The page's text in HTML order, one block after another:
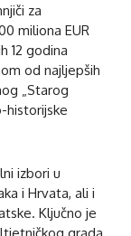
za
miliona EUR
12 godina
od najljepših
„Starog
historijske
izbori u
i Hrvata, ali i
Ključno je
grada